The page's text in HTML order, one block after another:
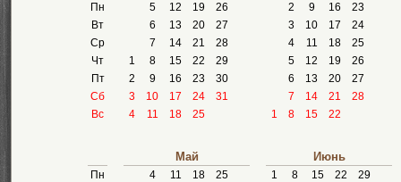
Пн
Вт
Ср
Чт
Пт
Сб
Вс
5 12 19
26
6
13 20
27
7
14 21
28
1
8 15 22
29
2
9 16 23
30
3
10 17 24
31
4
11 18 25
2 9 16
23
3
10 17
24
4
11 18
25
5
12 19
26
6
13 20
27
7
14 21
28
1
8 15 22
Пн
Май
4 11 18
25
Июнь
1 8 15 22
29